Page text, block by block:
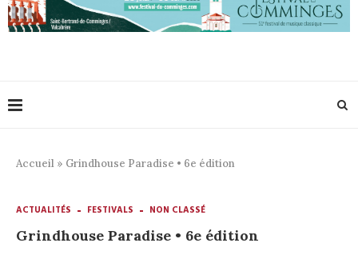
Accueil » Grindhouse Paradise • 6e édition
ACTUALITÉS FESTIVALS NON CLASSÉ
Grindhouse Paradise • 6e édition